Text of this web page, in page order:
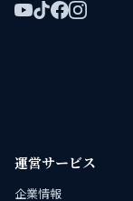
運営サービス
企業情報